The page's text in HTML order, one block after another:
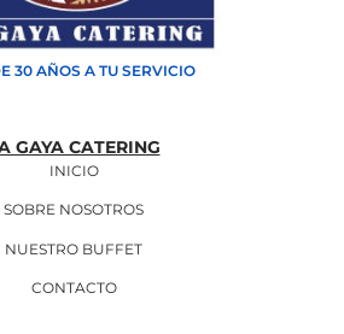
30 AÑOS A TU SERVICIO
GAYA CATERING
INICIO
SOBRE NOSOTROS
NUESTRO BUFFET
CONTACTO